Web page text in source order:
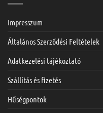
Impresszum
Általános Szerződési Feltételek
Adatkezelési tájékoztató
Szállítás és fizetés
Hűségpontok